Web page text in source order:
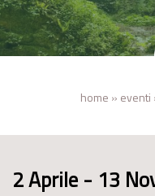
home » eventi
2 Aprile - 13